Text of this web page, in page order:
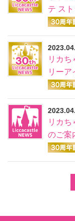
テ ス
リカ
リーア
リカち
のご案